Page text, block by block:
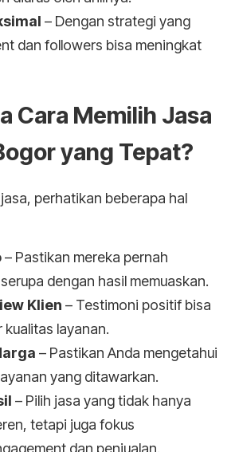
– Dengan strategi yang
dan followers bisa meningkat
Cara Memilih Jasa
yang Tepat?
perhatikan beberapa hal
– Pastikan mereka pernah
dengan hasil memuaskan.
Klien – Testimoni positif bisa
layanan.
– Pastikan Anda mengetahui
yang ditawarkan.
– Pilih jasa yang tidak hanya
tetapi juga fokus
dan penjualan.